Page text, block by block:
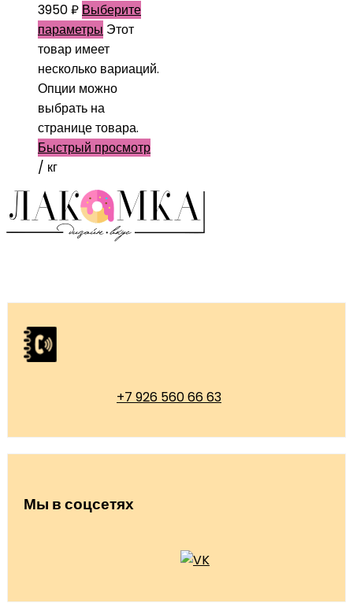
3950₽ Выберите
параметры Этот
товар имеет
несколько вариаций.
Опции можно
выбрать на
странице товара.
Быстрый просмотр
/ кг
+7 926 560 66 63
Мы в соцсетях